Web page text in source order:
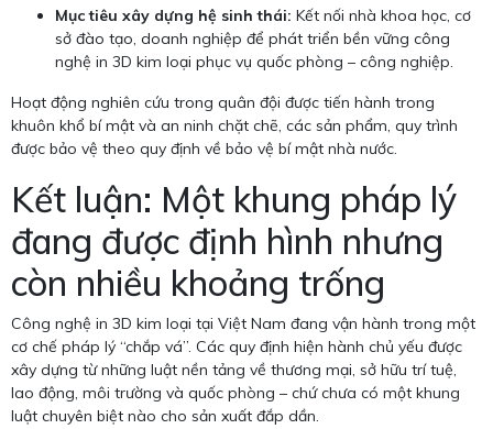
Mục tiêu xây dựng hệ sinh thái: Kết nối nhà khoa học, cơ
sở đào tạo, doanh nghiệp để phát triển bền vững công
nghệ in 3D kim loại phục vụ quốc phòng – công nghiệp.
Hoạt động nghiên cứu trong quân đội được tiến hành trong
khuôn khổ bí mật và an ninh chặt chẽ, các sản phẩm, quy trình
được bảo vệ theo quy định về bảo vệ bí mật nhà nước.
Kết luận: Một khung pháp lý
đang được định hình nhưng
còn nhiều khoảng trống
Công nghệ in 3D kim loại tại Việt Nam đang vận hành trong một
cơ chế pháp lý “chắp vá”. Các quy định hiện hành chủ yếu được
xây dựng từ những luật nền tảng về thương mại, sở hữu trí tuệ,
lao động, môi trường và quốc phòng – chứ chưa có một khung
luật chuyên biệt nào cho sản xuất đắp dần.